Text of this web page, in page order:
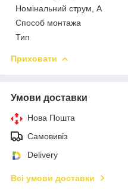
Номінальний струм, А
Способ монтажа
Тип
Приховати
Умови доставки
Нова Пошта
Самовивіз
Delivery
Всі умови доставки